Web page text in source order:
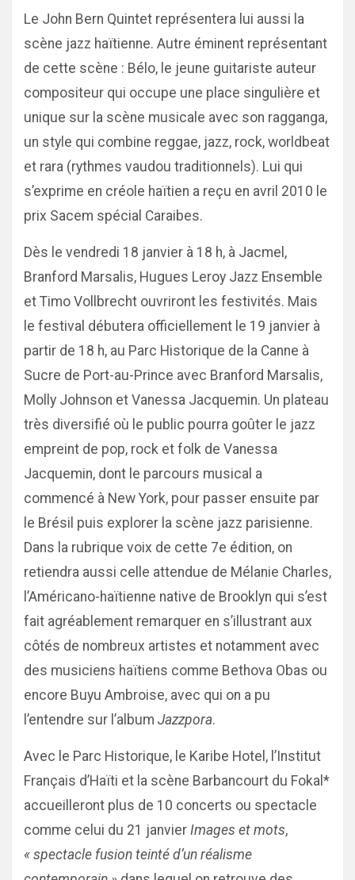
Le John Bern Quintet représentera lui aussi la
scène jazz haïtienne. Autre éminent représentant
de cette scène : Bélo, le jeune guitariste auteur
compositeur qui occupe une place singulière et
unique sur la scène musicale avec son ragganga,
un style qui combine reggae, jazz, rock, worldbeat
et rara (rythmes vaudou traditionnels). Lui qui
s’exprime en créole haïtien a reçu en avril 2010 le
prix Sacem spécial Caraibes.
Dès le vendredi 18 janvier à 18 h, à Jacmel,
Branford Marsalis, Hugues Leroy Jazz Ensemble
et Timo Vollbrecht ouvriront les festivités. Mais
le festival débutera officiellement le 19 janvier à
partir de 18 h, au Parc Historique de la Canne à
Sucre de Port-au-Prince avec Branford Marsalis,
Molly Johnson et Vanessa Jacquemin. Un plateau
très diversifié où le public pourra goûter le jazz
empreint de pop, rock et folk de Vanessa
Jacquemin, dont le parcours musical a
commencé à New York, pour passer ensuite par
le Brésil puis explorer la scène jazz parisienne.
Dans la rubrique voix de cette 7e édition, on
retiendra aussi celle attendue de Mélanie Charles,
l’Américano-haïtienne native de Brooklyn qui s’est
fait agréablement remarquer en s’illustrant aux
côtés de nombreux artistes et notamment avec
des musiciens haïtiens comme Bethova Obas ou
encore Buyu Ambroise, avec qui on a pu
l’entendre sur l’album Jazzpora.
Avec le Parc Historique, le Karibe Hotel, l’Institut
Français d’Haïti et la scène Barbancourt du Fokal*
accueilleront plus de 10 concerts ou spectacle
comme celui du 21 janvier Images et mots,
« spectacle fusion teinté d’un réalisme